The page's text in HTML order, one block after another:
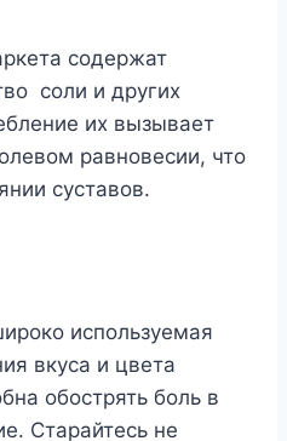
содержат
соли и других
их вызывает
равновесии, что
суставов.
используемая
вкуса и цвета
обострять боль в
Старайтесь не